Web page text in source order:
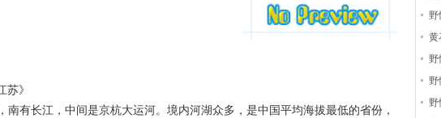
》
有长江，中间是京杭大运河。境内河湖众多，是中国平均海拔最低的省份，
野
黄
野
野
野